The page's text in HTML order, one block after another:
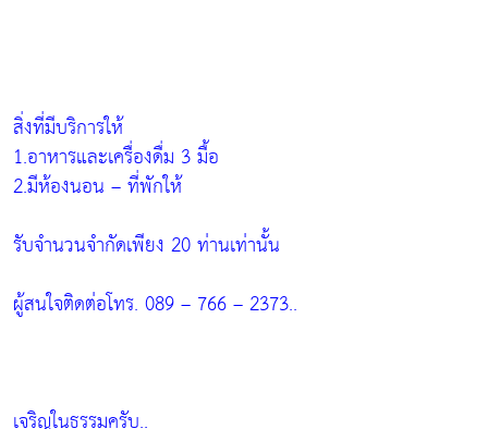
สิ่งที่มีบริการให้
1.อาหารและเครื่องดื่ม 3 มื้อ
2.มีห้องนอน – ที่พักให้
รับจำนวนจำกัดเพียง 20 ท่านเท่านั้น
ผู้สนใจติดต่อโทร. 089 – 766 – 2373..